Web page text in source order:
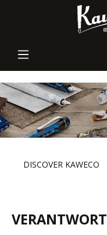
DISCOVER KAWECO